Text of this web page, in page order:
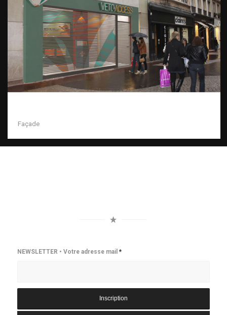
Façade
NEWSLETTER • Votre adresse mail *